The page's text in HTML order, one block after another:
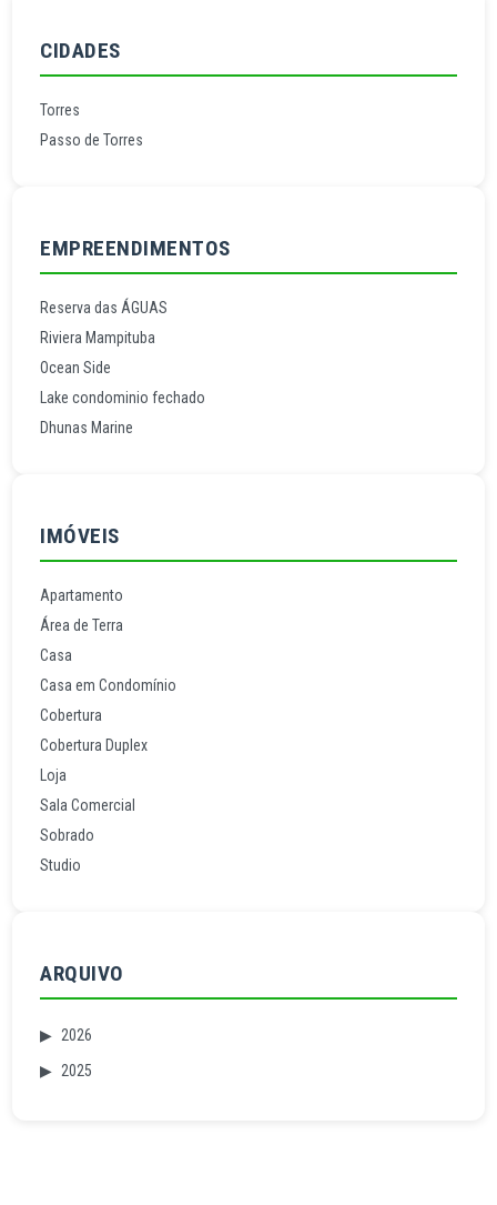
CIDADES
Torres
Passo de Torres
EMPREENDIMENTOS
Reserva das ÁGUAS
Riviera Mampituba
Ocean Side
Lake condominio fechado
Dhunas Marine
IMÓVEIS
Apartamento
Área de Terra
Casa
Casa em Condomínio
Cobertura
Cobertura Duplex
Loja
Sala Comercial
Sobrado
Studio
ARQUIVO
▶ 2026
▶ 2025